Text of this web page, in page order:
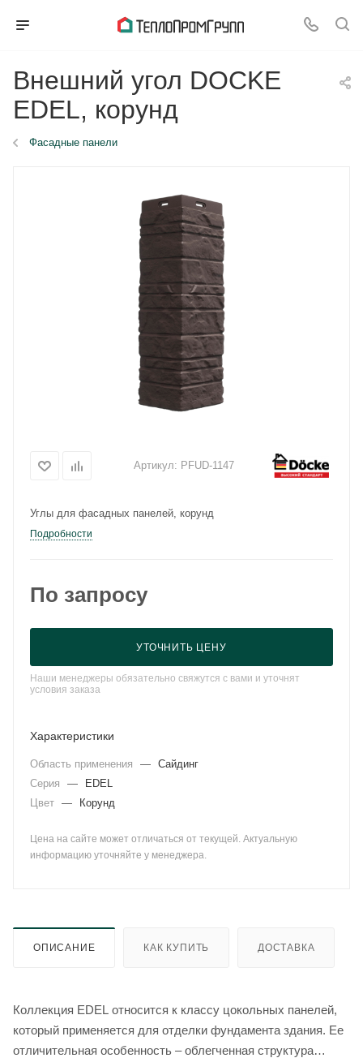
Внешний угол DOCKE
EDEL, корунд
Фасадные панели
Артикул: PFUD-1147
Углы для фасадных панелей, корунд
Подробности
По запросу
УТОЧНИТЬ ЦЕНУ
Наши менеджеры обязательно свяжутся с вами и уточнят
условия заказа
Характеристики
Область применения — Сайдинг
Серия
—
EDEL
Цвет — Корунд
Цена на сайте может отличаться от текущей. Актуальную
информацию уточняйте у менеджера.
ОПИСАНИЕ КАК КУПИТЬ ДОСТАВКА
Коллекция EDEL относится к классу цокольных панелей,
который применяется для отделки фундамента здания. Ее
отличительная особенность – облегченная структура